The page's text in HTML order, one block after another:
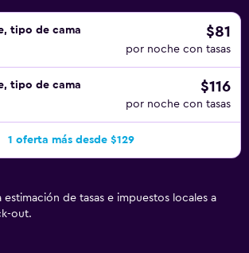
tipo de cama
$81
por noche con tasas
tipo de cama
$116
por noche con tasas
1 oferta más desde $129
estimación de tasas e impuestos locales a
out.